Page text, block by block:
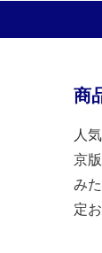
商
人
京
み
定